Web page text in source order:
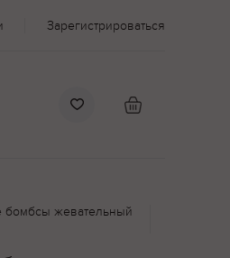
Зарегистрироваться
бомбсы жевательный